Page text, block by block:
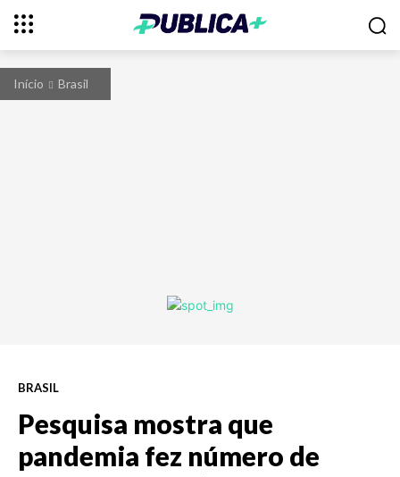
Início Brasil
BRASIL
Pesquisa mostra que
pandemia fez número de